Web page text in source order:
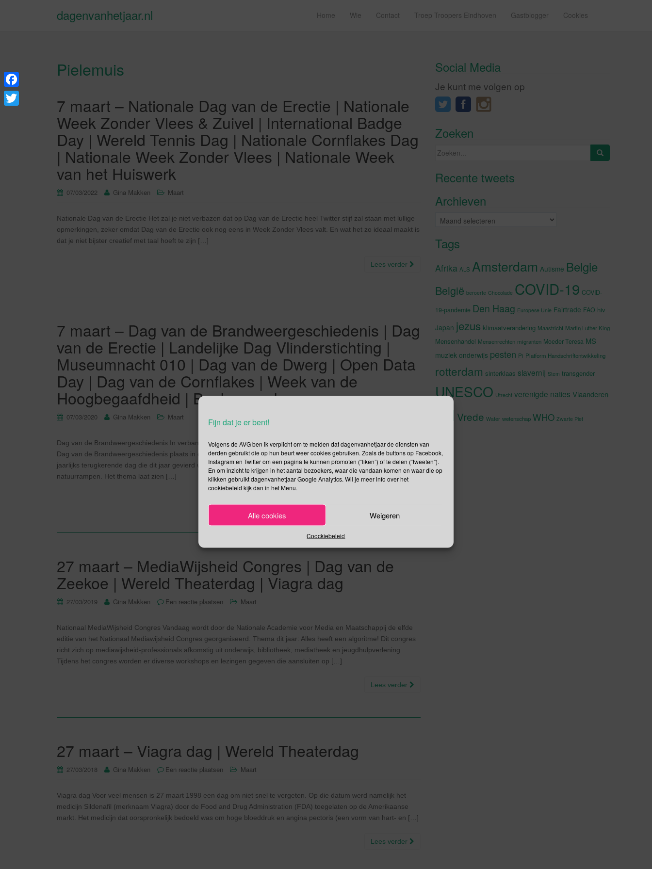
Fijn dat je er bent!
Volgens de AVG ben ik verplicht om te melden dat dagenvanhetjaar de diensten van
derden gebruikt die op hun beurt weer cookies gebruiken. Zoals de buttons op Facebook,
Instagram en Twitter om een pagina te kunnen promoten (“liken”) of te delen (“tweeten”).
En om inzicht te krijgen in het aantal bezoekers, waar die vandaan komen en waar die op
klikken gebruikt dagenvanhetjaar Google Analytics. Wil je meer info over het
cookiebeleid kijk dan in het Menu.
Alle cookies Weigeren
Coockiebeleid
dagenvanhetjaar.nl Home Wie Contact Troep Troopers Eindhoven Gastblogger Cookies
Pielemuis
7 maart – Nationale Dag van de Erectie | Nationale
Week Zonder Vlees & Zuivel | International Badge
Day | Wereld Tennis Dag | Nationale Cornflakes Dag
| Nationale Week Zonder Vlees | Nationale Week
van het Huiswerk
07/03/2022 Gina Makken Maart
Nationale Dag van de Erectie Het zal je niet verbazen dat op Dag van de Erectie heel Twitter stijf zal staan met lullige
opmerkingen, zeker omdat Dag van de Erectie ook nog eens in Week Zonder Vlees valt. En wat het zo ideaal maakt is
dat je niet bijster creatief met taal hoeft te zijn […]
Lees verder
7 maart – Dag van de Brandweergeschiedenis | Dag
van de Erectie | Landelijke Dag Vlinderstichting |
Museumnacht 010 | Dag van de Dwerg | Open Data
Day | Dag van de Cornflakes | Week van de
Hoogbegaafdheid | Boekenweek
07/03/2020 Gina Makken Maart
Dag van de Brandweergeschiedenis In verband met het 50 jarig bestaan van het Brandweermuseum Borculo vindt
Dag van de Brandweergeschiedenis plaats in de Joris kerk te Borculo. Dag van de Brandweergeschiedenis is een
jaarlijks terugkerende dag die dit jaar gevierd wordt met een symposium die als thema heeft: brandweer en
natuurrampen. Het thema laat zien […]
27 maart – MediaWijsheid Congres | Dag van de
Zeekoe | Wereld Theaterdag | Viagra dag
27/03/2019 Gina Makken Een reactie plaatsen Maart
Nationaal MediaWijsheid Congres Vandaag wordt door de Nationale Academie voor Media en Maatschappij de elfde
editie van het Nationaal Mediawijsheid Congres georganiseerd. Thema dit jaar: Alles heeft een algoritme! Dit congres
richt zich op mediawijsheid-professionals afkomstig uit onderwijs, bibliotheek, mediatheek en jeugdhulpverlening.
Tijdens het congres worden er diverse workshops en lezingen gegeven die aansluiten op […]
Lees verder
27 maart – Viagra dag | Wereld Theaterdag
27/03/2018 Gina Makken Een reactie plaatsen Maart
Viagra dag Voor veel mensen is 27 maart 1998 een dag om niet snel te vergeten. Op die datum werd namelijk het
medicijn Sildenafil (merknaam Viagra) door de Food and Drug Administration (FDA) toegelaten op de Amerikaanse
markt. Het medicijn dat oorspronkelijk bedoeld was om hoge bloeddruk en angina pectoris (een vorm van hart- en […]
Lees verder
Social Media
Je kunt me volgen op
Zoeken
Zoeken
Recente tweetsKlik om marketing cookies te
Archieven
Archieven
Tags
Afrika ALS Amsterdam Autisme Belgie
België beroerte Chocolade COVID-19 COVID-
19-pandemie Den Haag Europese Unie Fairtrade FAO hiv
Japan jezus klimaatverandering Maastricht Martin Luther King
Mensenhandel Mensenrechten migranten Moeder Teresa MS
muziek onderwijs pesten Pi Platform Handschriftontwikkeling
rotterdam sinterklaas slavernij Stem transgender
UNESCO Utrecht verenigde naties Vlaanderen
VN Vrede Water wetenschap WHO Zwarte Piet
F